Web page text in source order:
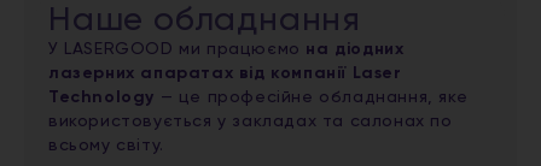
Наше обладнання
У LASERGOOD ми працюємо на діодних
лазерних апаратах від компанії Laser
Technology — це професійне обладнання, яке
використовується у закладах та салонах по
всьому світу.